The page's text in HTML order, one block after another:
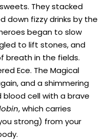
They stacked
down fizzy drinks by the
began to slow
to lift stones, and
breath in the fields.
Ece. The Magical
and a shimmering
cell with a brave
, which carries
strong) from your